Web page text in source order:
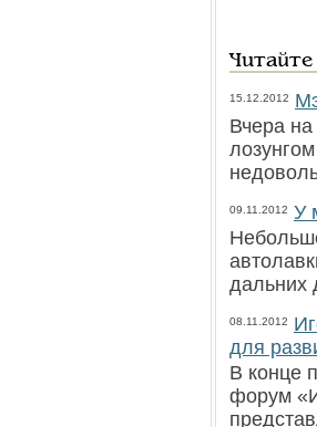
15.12.2012
Вчера
09.11.2012 У
дальних
08.11.2012
для
В конце
форум